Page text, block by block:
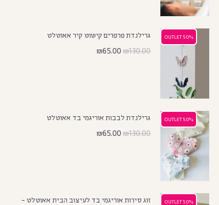
50% OUTLET
50% OUTLET
גרילנדת פרפרים קישוט קיר אאוטלט
₪130.00
₪65.00
50% OUTLET
50% OUTLET
גרילנדת לבבות אוריגמי בד אאוטלט
₪130.00
₪65.00
50% OUTLET
50% OUTLET
זוג סירות אוריגמי בד לעיצוב הבית אאוטלט -